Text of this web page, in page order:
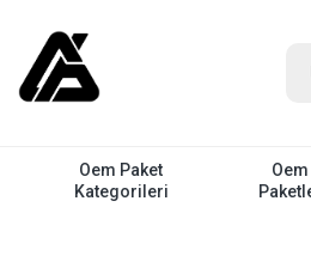
Oem Paket
Kategorileri
Oem